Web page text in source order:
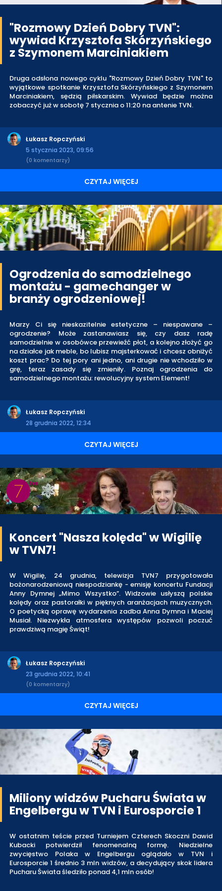
"Rozmowy Dzień Dobry TVN":
wywiad Krzysztofa Skórzyńskiego
z Szymonem Marciniakiem
Druga odsłona nowego cyklu "Rozmowy Dzień Dobry TVN" to
wyjątkowe spotkanie Krzysztofa Skórzyńskiego z Szymonem
Marciniakiem, sędzią piłskarskim. Wywiad będzie można
zobaczyć już w sobotę 7 stycznia o 11:20 na antenie TVN.
Łukasz Ropczyński
5 stycznia 2023, 09:56
(0 komentarzy)
CZYTAJ WIĘCEJ
Ogrodzenia do samodzielnego
montażu - gamechanger w
branży ogrodzeniowej!
Marzy Ci się nieskazitelnie estetyczne – niespawane –
ogrodzenie? Może zastanawiasz się, czy dasz radę
samodzielnie w osobówce przewieźć płot, a kolejno złożyć go
na działce jak meble, bo lubisz majsterkować i chcesz obniżyć
koszt prac? Do tej pory ani jedno, ani drugie nie wchodziło w
grę, teraz zasady się zmieniły. Poznaj ogrodzenia do
samodzielnego montażu: rewolucyjny system Element!
Łukasz Ropczyński
28 grudnia 2022, 12:34
CZYTAJ WIĘCEJ
Koncert "Nasza kolęda" w Wigilię
w TVN7!
W Wigilię, 24 grudnia, telewizja TVN7 przygotowała
bożonarodzeniową niespodziankę - emisję koncertu Fundacji
Anny Dymnej „Mimo Wszystko”. Widzowie usłyszą polskie
kolędy oraz pastorałki w pięknych aranżacjach muzycznych.
O poetycką oprawę wydarzenia zadba Anna Dymna i Maciej
Musiał. Niezwykła atmosfera występów pozwoli poczuć
prawdziwą magię Świąt!
Łukasz Ropczyński
23 grudnia 2022, 10:41
(0 komentarzy)
CZYTAJ WIĘCEJ
Miliony widzów Pucharu Świata w
Engelbergu w TVN i Eurosporcie 1
W ostatnim teście przed Turniejem Czterech Skoczni Dawid
Kubacki potwierdził fenomenalną formę. Niedzielne
zwycięstwo Polaka w Engelbergu oglądało w TVN i
Eurosporcie 1 średnio 3 mln widzów, a decydujący skok lidera
Pucharu Świata śledziło ponad 4,1 mln osób!